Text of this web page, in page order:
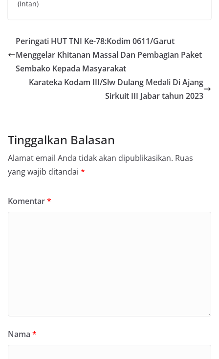
(Intan)
Peringati HUT TNI Ke-78:Kodim 0611/Garut
Menggelar Khitanan Massal Dan Pembagian Paket
Sembako Kepada Masyarakat
Karateka Kodam III/Slw Dulang Medali Di Ajang
Sirkuit III Jabar tahun 2023
Tinggalkan Balasan
Alamat email Anda tidak akan dipublikasikan. Ruas
yang wajib ditandai *
Komentar*
Nama *